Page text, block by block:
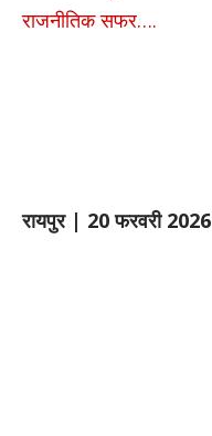
राजनीतिक सफर….
रायपुर | 20 फरवरी 2026